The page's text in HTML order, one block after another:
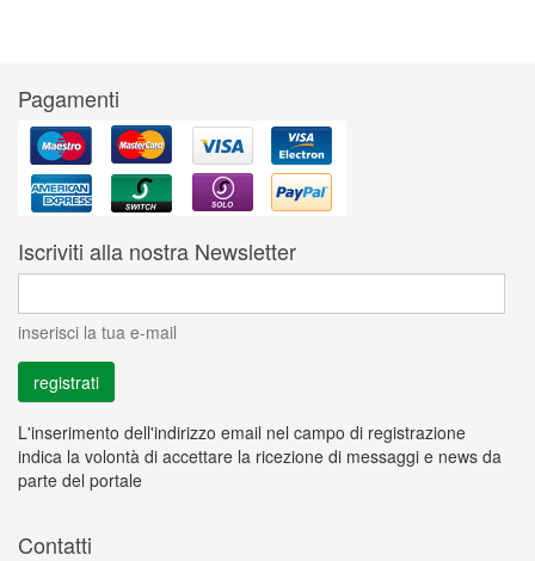
Pagamenti
Iscriviti alla nostra Newsletter
inserisci la tua e-mail
L'inserimento dell'indirizzo email nel campo di registrazione
indica la volontà di accettare la ricezione di messaggi e news da
parte del portale
Contatti